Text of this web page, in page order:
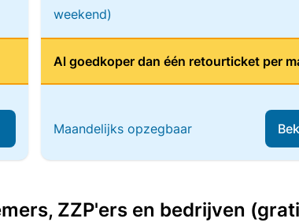
weekend)
Al goedkoper dan één retourticket per
Maandelijks opzegbaar
ZZP'ers en bedrijven